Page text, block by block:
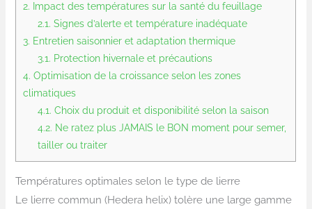
2. Impact des températures sur la santé du feuillage
2.1. Signes d’alerte et température inadéquate
3. Entretien saisonnier et adaptation thermique
3.1. Protection hivernale et précautions
4. Optimisation de la croissance selon les zones
climatiques
4.1. Choix du produit et disponibilité selon la saison
4.2. Ne ratez plus JAMAIS le BON moment pour semer,
tailler ou traiter
Températures optimales selon le type de lierre
Le lierre commun (Hedera helix) tolère une large gamme